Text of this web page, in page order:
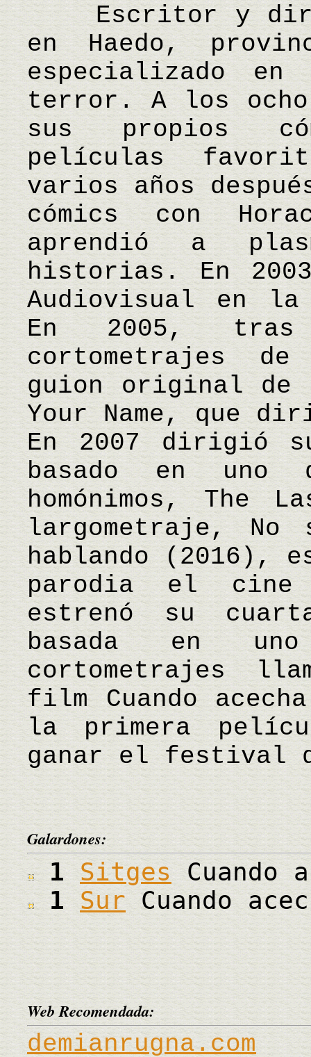
Escritor y
en Haedo,
especializado
terror. A los ocho
sus propios
películas
varios años
cómics con
aprendió a
historias. En
Audiovisual en la
En 2005, tras
cortometrajes
guion original de
Your Name, que
En 2007 dirigió
basado en uno
homónimos, The
largometraje, No
hablando (2016),
parodia el cine
estrenó su
basada en
cortometrajes
film Cuando
la primera
ganar el festival
Galardones:
1 SitgesCuando
1SurCuando
Web Recomendada:
demianrugna.com